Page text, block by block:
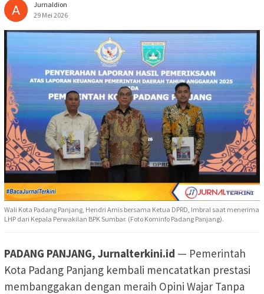
Jurnaldion
29 Mei 2026
Wali Kota Padang Panjang, Hendri Arnis bersama Ketua DPRD, Imbral saat menerima
LHP dari Kepala Perwakilan BPK Sumbar. (Foto Kominfo Padang Panjang).
PADANG PANJANG, Jurnalterkini.id — Pemerintah
Kota Padang Panjang kembali mencatatkan prestasi
membanggakan dengan meraih Opini Wajar Tanpa